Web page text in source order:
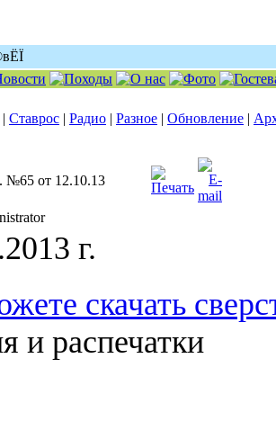
| Ставрос | Радио | Разное | Обновление |
№65 от 12.10.13
г.
скачать
и распечатки